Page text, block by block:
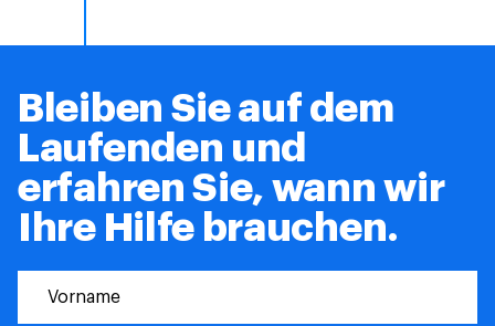
Bleiben Sie auf dem
Laufenden und
erfahren Sie, wann wir
Ihre Hilfe brauchen.